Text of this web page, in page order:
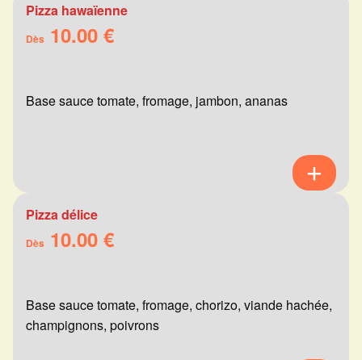
Pizza hawaïenne
Dès 10.00 €
Base sauce tomate, fromage, jambon, ananas
Pizza délice
Dès 10.00 €
Base sauce tomate, fromage, chorizo, viande hachée,
champignons, poivrons